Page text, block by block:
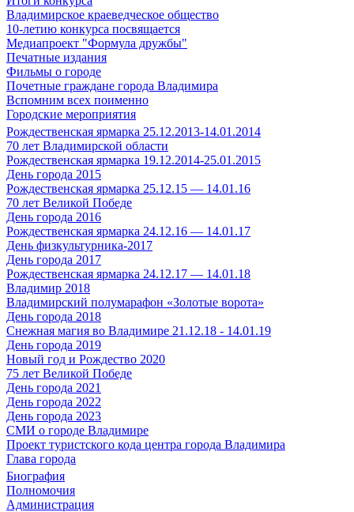
Владимирское краеведческое общество
10-летию конкурса посвящается
Медиапроект "Формула дружбы"
Печатные издания
Фильмы о городе
Почетные граждане города Владимира
Вспомним всех поименно
Городские мероприятия
Рождественская ярмарка 25.12.2013-14.01.2014
70 лет Владимирской области
Рождественская ярмарка 19.12.2014-25.01.2015
День города 2015
Рождественская ярмарка 25.12.15 — 14.01.16
70 лет Великой Победе
День города 2016
Рождественская ярмарка 24.12.16 — 14.01.17
День физкультурника-2017
День города 2017
Рождественская ярмарка 24.12.17 — 14.01.18
Владимир 2018
Владимирский полумарафон «Золотые ворота»
День города 2018
Снежная магия во Владимире 21.12.18 - 14.01.19
День города 2019
Новый год и Рождество 2020
75 лет Великой Победе
День города 2021
День города 2022
День города 2023
СМИ о городе Владимире
Проект туристского кода центра города Владимира
Глава города
Биография
Полномочия
Администрация